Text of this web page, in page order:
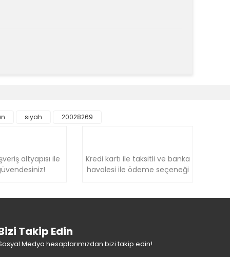
siyah 20028269
altyapısı ile
Kredi kartı ile taksitli ve banka
havalesi ile ödeme seçeneği
Takip Edin
Medya hesaplarımızdan bizi takip edin!